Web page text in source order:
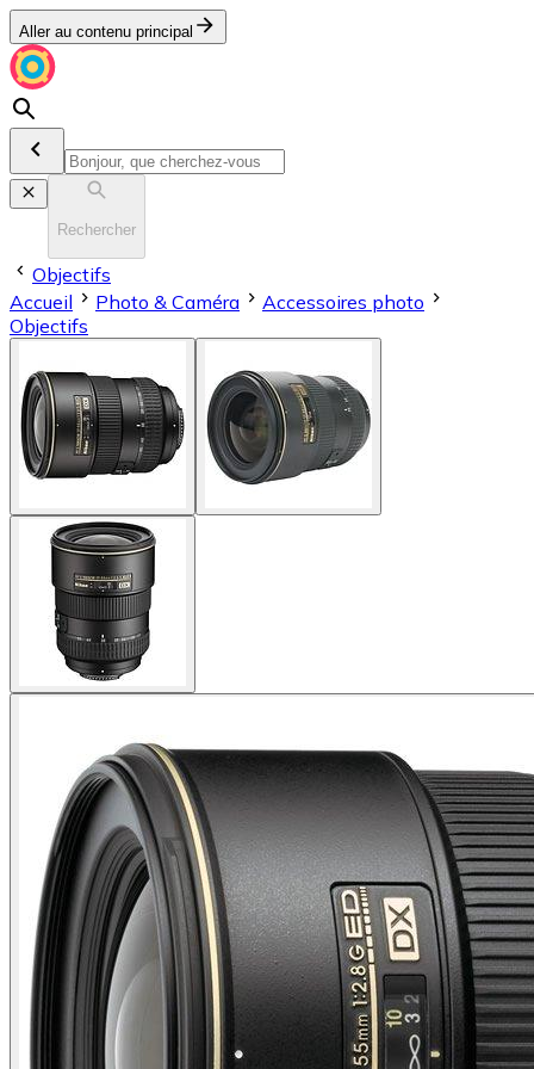
Aller au contenu principal
Rechercher
Objectifs
Accueil
Photo & Caméra
Accessoires photo
Objectifs